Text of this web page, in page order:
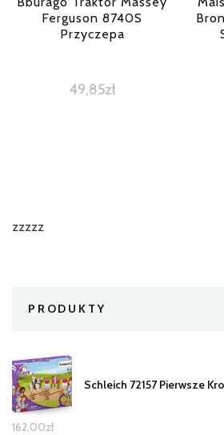
Ferguson 8740S
Przyczepa
49,85zł
zzzzz
PRODUKTY
Schleich 72157 Pierwsze
162,00zł